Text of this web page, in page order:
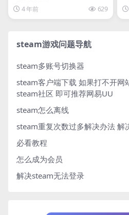
4 年前 629
steam游戏问题导航
steam多账号切换器
steam客户端下载 如果打不开网
steam社区 即可推荐网易UU
steam怎么离线
steam重复次数过多解决办法 解
必看教程
怎么成为会员
解决steam无法登录